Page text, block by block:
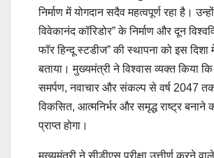
निर्माण में योगदान सदैव महत्वपूर्ण रहा है।
विवेकानंद कॉरिडोर” के निर्माण और दून
फॉर हिन्दू स्टडीज” की स्थापना को इस दिशा
बताया। मुख्यमंत्री ने विश्वास व्यक्त किया
समर्पण, नवाचार और संकल्प से वर्ष 2047
विकसित, आत्मनिर्भर और समृद्ध राष्ट्र बनाने
प्राप्त होगा।
मुख्यमंत्री ने सीडीएस परीक्षा उत्तीर्ण करने वाले